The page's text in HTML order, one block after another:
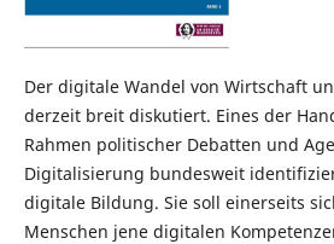
Der digitale Wandel von Wirtschaft
derzeit breit diskutiert. Eines der
Rahmen politischer Debatten und
Digitalisierung bundesweit
digitale Bildung. Sie soll einerseits
Menschen jene digitalen